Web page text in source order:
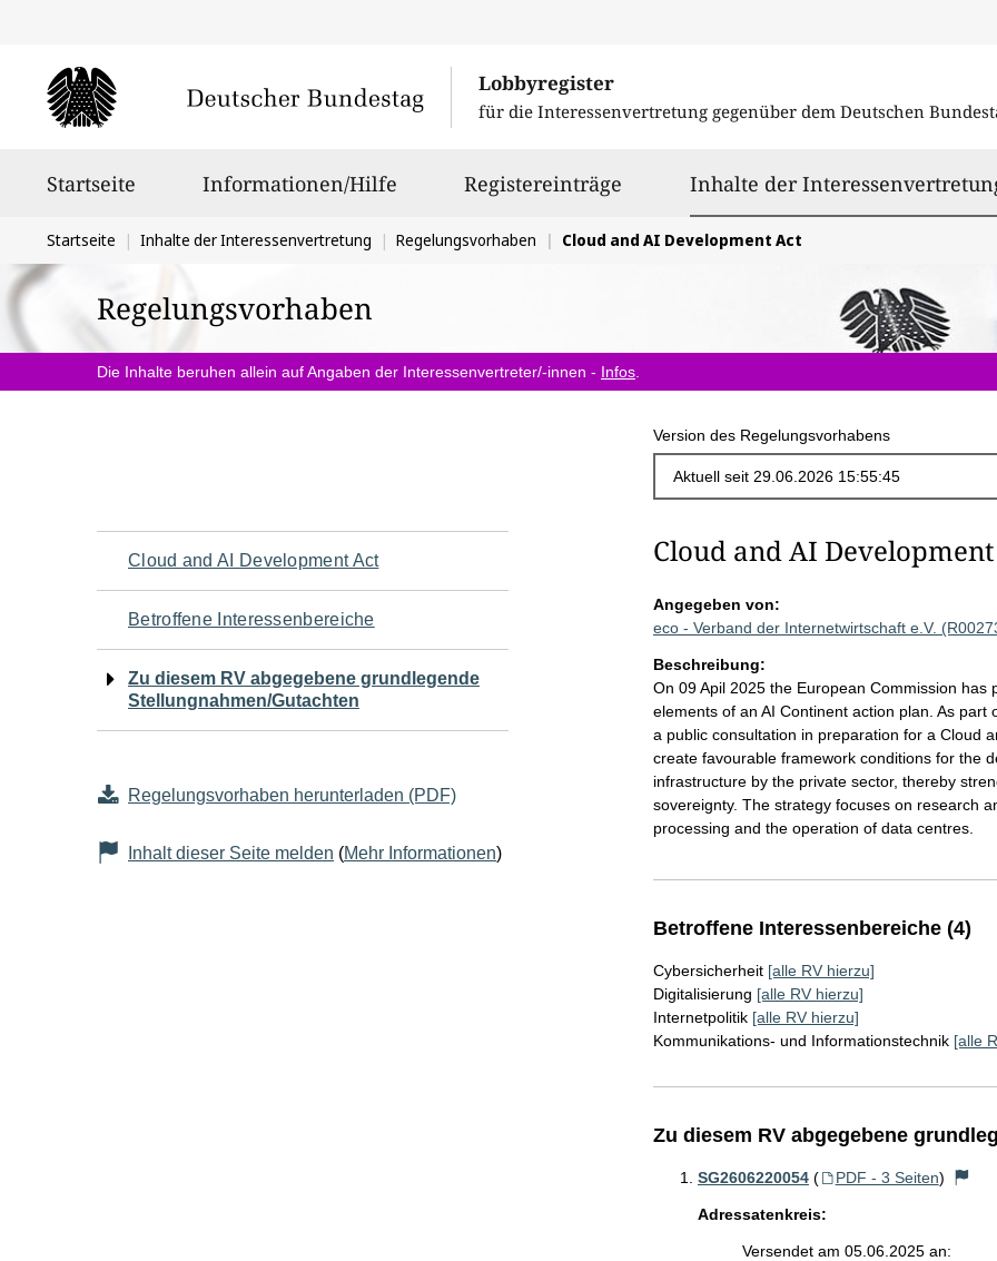
Lobbyregister
für die Interessenvertretung gegenüber dem Deutschen
Startseite Informationen/Hilfe Registereinträge Inhalte der
Sie
befinden
sich
hier:
Startseite Inhalte der Interessenvertretung Regelungsvorhaben Cloud and AI Development Act
Regelungsvorhaben
Die Inhalte beruhen allein auf Angaben der Interessenvertreter/-innen - Infos
Version des Regelungsvorhabens
Navigation
für
den
Seiteninhalt
Cloud and AI Development Act
Betroffene Interessenbereiche
Zu diesem RV abgegebene grundlegende
Stellungnahmen/Gutachten
Regelungsvorhaben herunterladen (PDF)
Inhalt dieser Seite melden (Mehr Informationen)
Cloud and AI
Angegeben von:
eco - Verband der Internetwirtschaft e.V.
Beschreibung:
On 09 Apil 2025 the European Commission
elements of an AI Continent action plan. As
a public consultation in preparation for a Cloud
create favourable framework conditions for the
infrastructure by the private sector, thereby
sovereignty. The strategy focuses on research
processing and the operation of data centres.
Betroffene Interessenbereiche (4)
Cybersicherheit [alle RV hierzu]
Digitalisierung [alle RV hierzu]
Internetpolitik [alle RV hierzu]
Kommunikations- und Informationstechnik [alle
Zu diesem RV abgegebene
SG2606220054 ( PDF - 3 Seiten)
Adressatenkreis:
Versendet am 05.06.2025 an: